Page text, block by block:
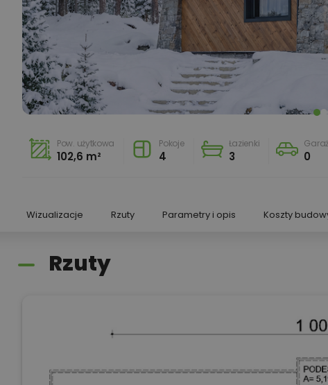
Pow. użytkowa
102,6 m²
Pokoje
4
Łazienki
3
Garaż
0
Wizualizacje Rzuty Parametry i opis Koszty
Rzuty